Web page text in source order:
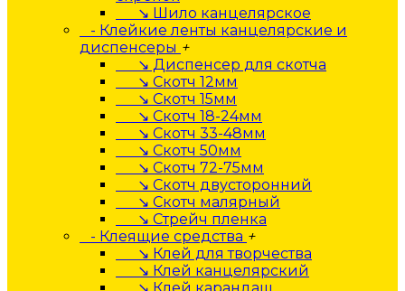
↘ Шило канцелярское
- Клейкие ленты канцелярские и
диспенсеры +
↘ Диспенсер для скотча
↘ Скотч 12мм
↘ Скотч 15мм
↘ Скотч 18-24мм
↘ Скотч 33-48мм
↘ Скотч 50мм
↘ Скотч 72-75мм
↘ Скотч двусторонний
↘ Скотч малярный
↘ Стрейч пленка
- Клеящие средства +
↘ Клей для творчества
↘ Клей канцелярский